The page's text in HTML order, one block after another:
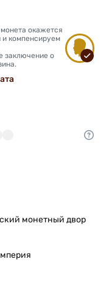
окажется
и компенсируем
заключение о
монетный двор